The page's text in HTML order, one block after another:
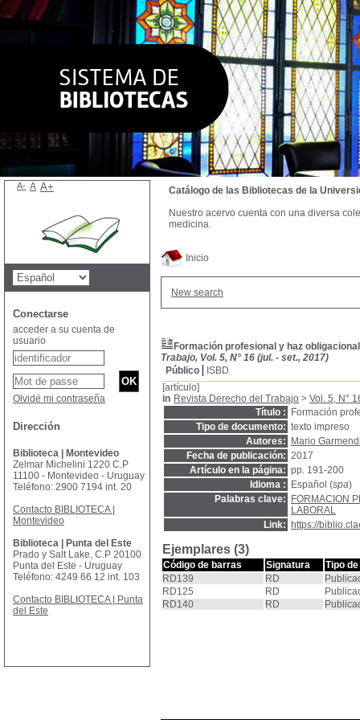
Inicio
New search
Formación profesional y haz
Trabajo, Vol. 5, N° 16 (jul. - set., 2017)
Público
ISBD
[artículo]
in Revista Derecho del Trabajo > Vol. 5, N°
Título :
Formación
Tipo de documento: texto impreso
Autores:
Mario
Fecha de publicación: 2017
Artículo en la página: pp. 191-200
Idioma :
Español (spa)
Palabras clave:
FORMACION
LABORAL
Link:
https://
Ejemplares (3)
Código de barras Signatura
Tipo
RD139
RD
RD125
RD
RD140
RD
Catálogo de las Bibliotecas de la
Nuestro acervo cuenta con una diversa
medicina.
A- A A+
Conectarse
acceder a su cuenta de
usuario
Olvidé mi contraseña
Dirección
Biblioteca | Montevideo
Zelmar Michelini 1220 C.P
11100 - Montevideo - Uruguay
Teléfono: 2900 7194 int. 20
Contacto BIBLIOTECA |
Montevideo
Biblioteca | Punta del Este
Prado y Salt Lake, C.P 20100
Punta del Este - Uruguay
Teléfono: 4249 66 12 int. 103
Contacto BIBLIOTECA | Punta
del Este